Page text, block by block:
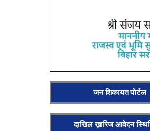
जन शिकायत पोर्टल
दाखिल ख़ारिज आवेदन